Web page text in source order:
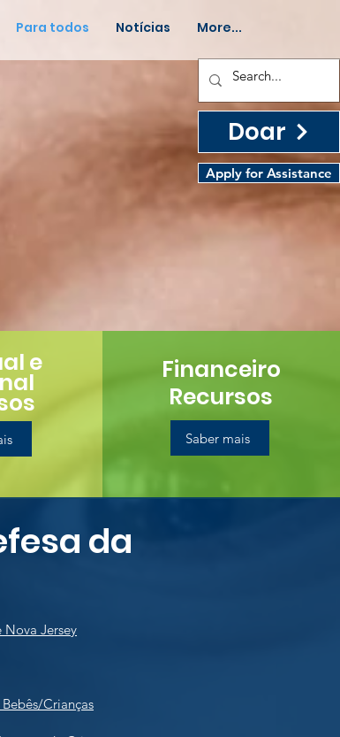
Doar
Apply for Assistance
Para todos Notícias More...
e
Financeiro
Recursos
Saber mais
da
Nova Jersey
Crianças